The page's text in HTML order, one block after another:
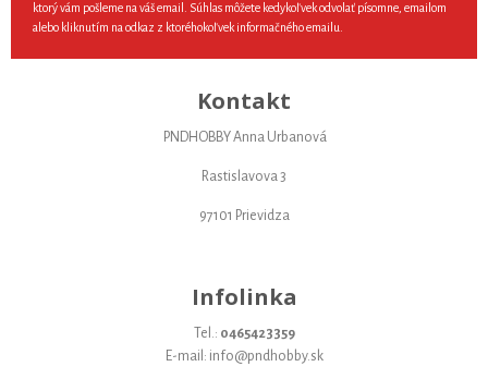
ktorý vám pošleme na váš email. Súhlas môžete kedykoľvek odvolať písomne, emailom
alebo kliknutím na odkaz z ktoréhokoľvek informačného emailu.
Kontakt
PNDHOBBY Anna Urbanová
Rastislavova 3
97101 Prievidza
Infolinka
Tel.: 0465423359
E-mail: info@pndhobby.sk